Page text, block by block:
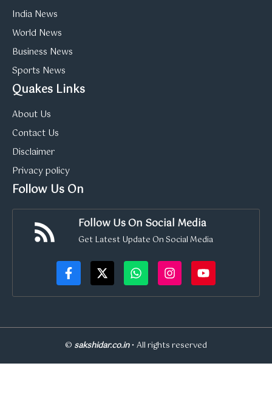
India News
World News
Business News
Sports News
Quakes Links
About Us
Contact Us
Disclaimer
Privacy policy
Follow Us On
Follow Us On Social Media
Get Latest Update On Social Media
© sakshidar.co.in• All rights reserved